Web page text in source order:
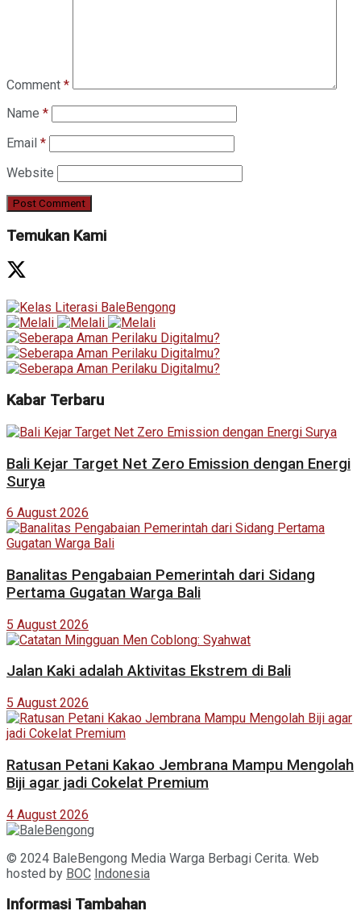
Comment *
Name *
Email *
Website
Temukan Kami
Kabar Terbaru
Bali Kejar Target Net Zero Emission dengan Energi
Surya
6 August 2026
Banalitas Pengabaian Pemerintah dari Sidang
Pertama Gugatan Warga Bali
5 August 2026
Jalan Kaki adalah Aktivitas Ekstrem di Bali
5 August 2026
Ratusan Petani Kakao Jembrana Mampu Mengolah
Biji agar jadi Cokelat Premium
4 August 2026
© 2024 BaleBengong Media Warga Berbagi Cerita. Web
hosted by BOC Indonesia
Informasi Tambahan